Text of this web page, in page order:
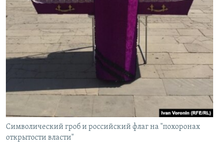
Символический гроб и российский флаг на "похоронах
открытости власти"